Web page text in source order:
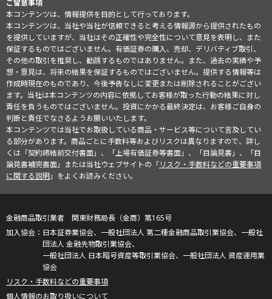
ご留意事項
本コンテンツは、情報提供を目的として行っております。
本コンテンツは、当社や当社が信頼できると考える情報源から提供されたもの
を提供していますが、当社はその正確性や完全性について意見を表明し、また
保証するものではございません。有価証券の購入、売却、デリバティブ取引、
その他の取引を推奨し、勧誘するものではありません。また、過去の実績や予
想・意見は、将来の結果を保証するものではございません。提供する情報等は
作成時現在のものであり、今後予告なしに変更または削除されることがござい
ます。当社は本コンテンツの内容に依拠してお客様が取った行動の結果に対し
責任を負うものではございません。投資にかかる最終決定は、お客様ご自身の
判断と責任でなさるようお願いいたします。
本コンテンツでは当社でお取扱している商品・サービス等について言及してい
る部分があります。商品ごとに手数料等およびリスクは異なりますので、詳し
くは「契約締結前交付書面」、「上場有価証券等書面」、「目論見書」、「目
論見書補完書面」または当社ウェブサイトの「リスク・手数料などの重要事項
に関する説明」をよくお読みください。
金融商品取引業者 関東財務局長（金商）第165号
日本証券業協会、一般社団法人 第二種金融商品取引業協会、一般社
団法人 金融先物取引業協会、
一般社団法人 日本暗号資産等取引業協会、一般社団法人 資産運用業
協会
リスク・手数料などの重要事項
個人情報のお取り扱いについて